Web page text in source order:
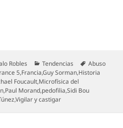
Guy Sorman acusa a
Robles Categorías
Tendencias Etiquetas
Abuso
5,Francia,Guy Sorman,Historia
Foucault,Microfísica del
,Paul Morand,pedofilia,Sidi Bou
,Vigilar y castigar